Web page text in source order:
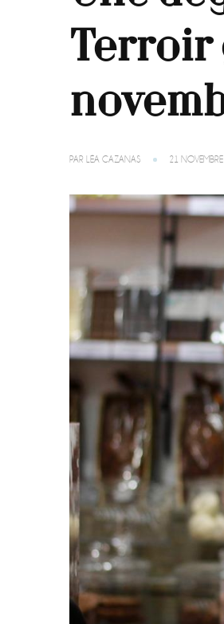
Terroir
PAR LÉA CAZANAS 21